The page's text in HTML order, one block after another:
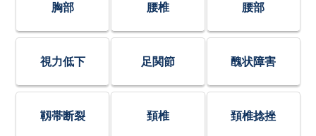
胸部 腰椎 腰部
視力低下 足関節 醜状障害
靱帯断裂 頚椎 頚椎捻挫